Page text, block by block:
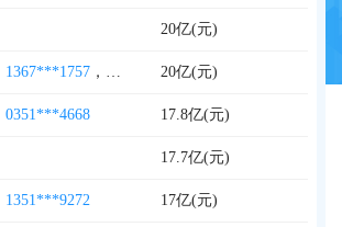
20亿(元)
1367***1757 ， 1575***356820亿(元)
0351***4668 17.8亿(元)
17.7亿(元)
1351***9272 17亿(元)